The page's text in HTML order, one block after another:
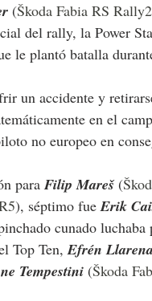
(Škoda Fabia RS Rally2
del rally, la Power
le plantó batalla
un accidente y
en el
no europeo en
para Filip Mareš (
), séptimo fue Erik
cunado luchaba
Top Ten, Efrén Llarena
Tempestini (Škoda